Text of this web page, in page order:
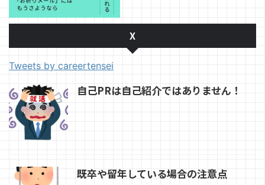
X
Tweets by careertensei
自己PRは自己紹介ではありません！
既卒や留年している場合の注意点